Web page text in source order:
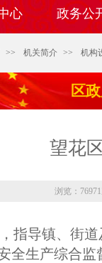
心 政务公
>> 机关简介 >> 机构
区
望花
浏览：
指导镇、街
全生产综合